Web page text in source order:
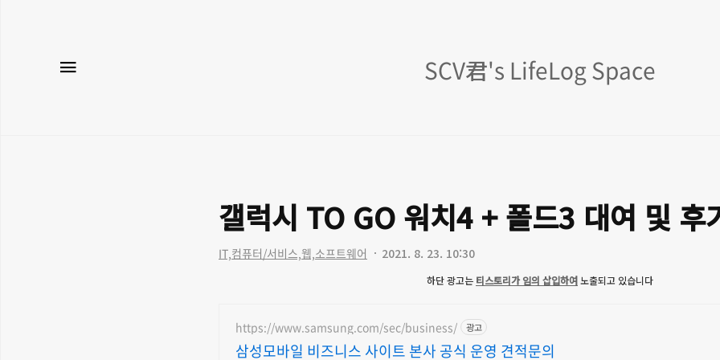
君's
SCV君's LifeLog Space
갤럭시 TO GO 워치4 + 폴드3 대여 및 후
IT,컴퓨터/서비스,웹,소프트웨어 2021. 8. 23. 10:30
하단 광고는 티스토리가 임의 삽입하여노출되고 있습니다
https://www.samsung.com/sec/business/ 광고
삼성모바일 비즈니스 사이트 본사 공식 운영 견적문의